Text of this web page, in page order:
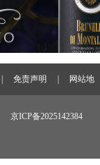
免责声明 网站地
京ICP备2025142384